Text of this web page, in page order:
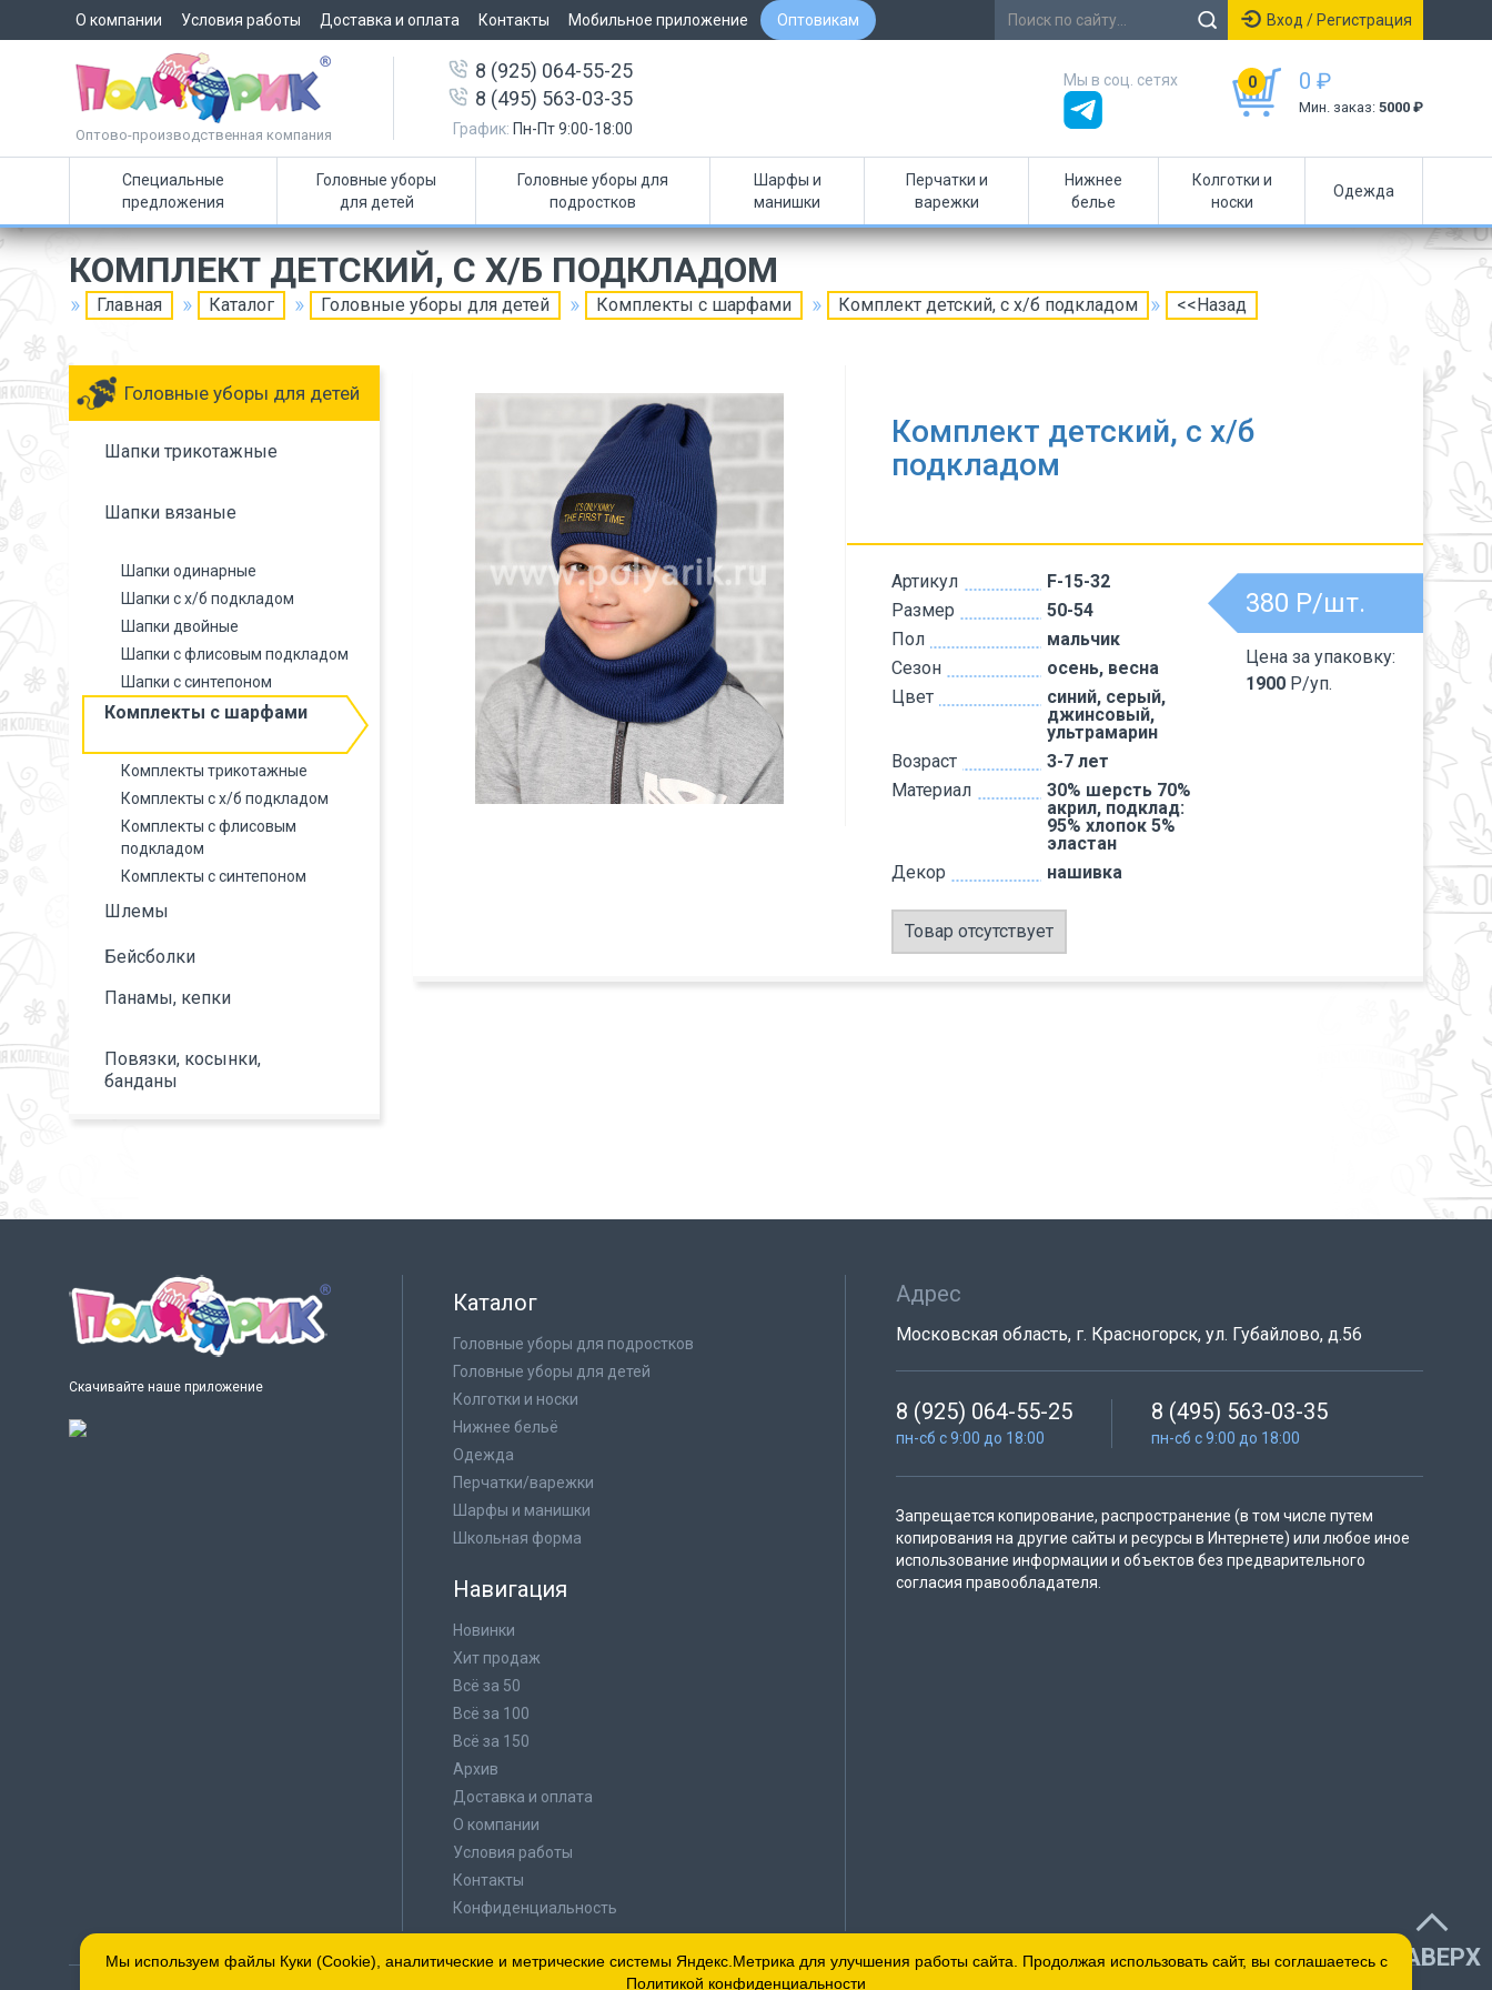
О компании Условия работы Доставка и оплата Контакты Мобильное приложение Оптовикам Вход / Регистрация
Оптово-производственная компания
8 (925) 064-55-25
8 (495) 563-03-35
График: Пн-Пт 9:00-18:00
0 0 ₽
Мин. заказ: 5000 ₽
Мы в соц. сетях
Специальные
предложения
Головные уборы
для детей
Головные уборы для
подростков
Шарфы и
манишки
Перчатки и
варежки
Нижнее
белье
Колготки и
носки
Одежда
КОМПЛЕКТ ДЕТСКИЙ, С Х/Б ПОДКЛАДОМ
Главная Каталог Головные уборы для детей Комплекты с шарфами Комплект детский, с х/б подкладом <<Назад
Головные уборы для детей
Шапки трикотажные
Шапки вязаные
Шапки одинарные
Шапки с х/б подкладом
Шапки двойные
Шапки с флисовым подкладом
Шапки с синтепоном
Комплекты с шарфами
Комплекты трикотажные
Комплекты с х/б подкладом
Комплекты с флисовым
подкладом
Комплекты с синтепоном
Шлемы
Бейсболки
Панамы, кепки
Повязки, косынки,
банданы
Комплект детский, с х/б
подкладом
Артикул
F-15-32
Размер
50-54
Пол
мальчик
Сезон
осень, весна
Цвет
синий, серый,
джинсовый,
ультрамарин
Возраст
3-7 лет
Материал
30% шерсть 70%
акрил, подклад:
95% хлопок 5%
эластан
Декор
нашивка
380 Р/шт.
Цена за упаковку:
1900 Р/уп.
Товар отсутствует
Скачивайте наше приложение
Каталог
Головные уборы для подростков
Головные уборы для детей
Колготки и носки
Нижнее бельё
Одежда
Перчатки/варежки
Шарфы и манишки
Школьная форма
Навигация
Новинки
Хит продаж
Всё за 50
Всё за 100
Всё за 150
Архив
Доставка и оплата
О компании
Условия работы
Контакты
Конфиденциальность
Адрес
Московская область, г. Красногорск, ул. Губайлово, д.56
8 (925) 064-55-25
пн-сб с 9:00 до 18:00
8 (495) 563-03-35
пн-сб с 9:00 до 18:00
Запрещается копирование, распространение (в том числе путем
копирования на другие сайты и ресурсы в Интернете) или любое иное
использование информации и объектов без предварительного
согласия правообладателя.
НАВЕРХ
Мы используем файлы Куки (Cookie), аналитические и метрические системы Яндекс.Метрика для улучшения работы сайта. Продолжая использовать сайт, вы соглашаетесь с
Политикой конфиденциальности